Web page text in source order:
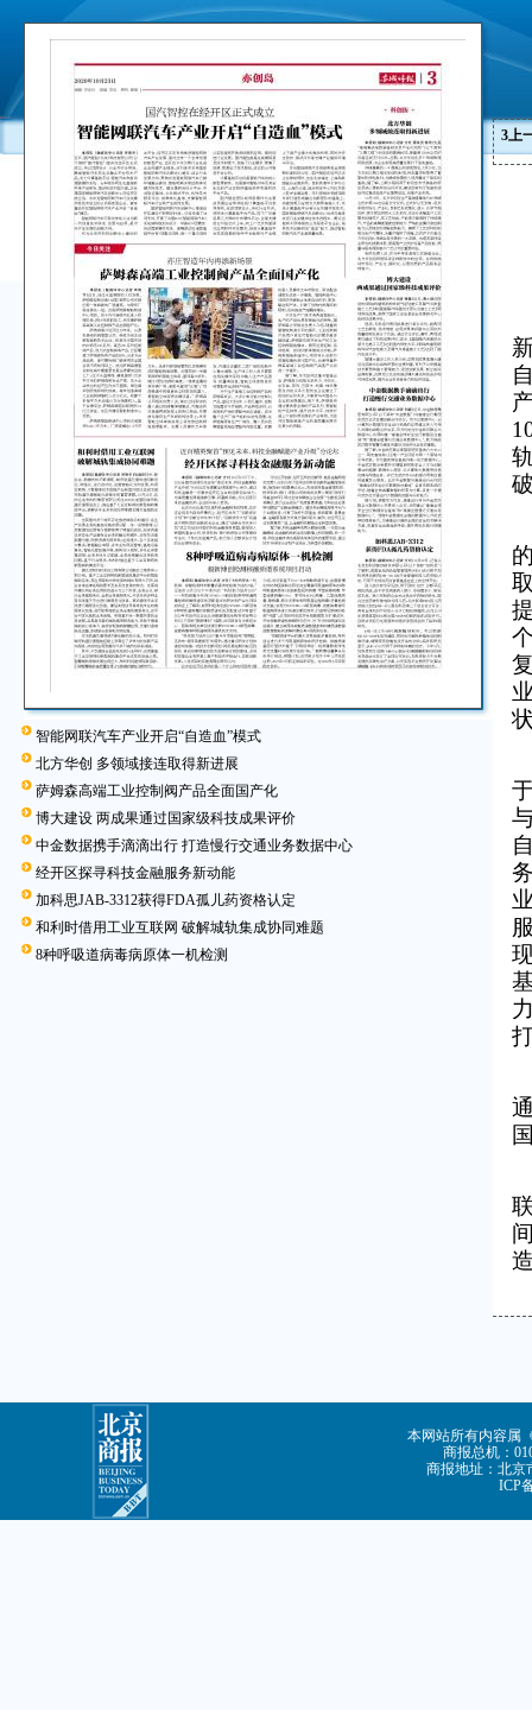
智能网联汽车产业开启“自造血”模式
北方华创 多领域接连取得新进展
萨姆森高端工业控制阀产品全面国产化
博大建设 两成果通过国家级科技成果评价
中金数据携手滴滴出行 打造慢行交通业务数据中心
经开区探寻科技金融服务新动能
加科思JAB-3312获得FDA孤儿药资格认定
和利时借用工业互联网 破解城轨集成协同难题
8种呼吸道病毒病原体一机检测
3上
本网站所有内容属
商报总机：
商报地址：北京
ICP